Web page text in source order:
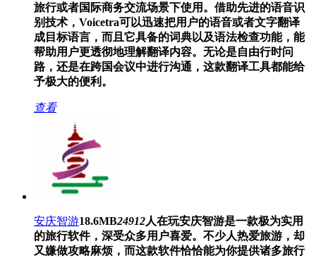
旅行或者国际商务交流场景下使用。借助先进的语音识
别技术，Voicetra可以迅速把用户的语音或者文字翻译
成目标语言，而且它具备的词典以及语法检查功能，能
帮助用户更透彻地理解翻译内容。无论是自由行时问
路，还是在跨国会议中进行沟通，这款翻译工具都能给
予极大的便利。
查看
安庆智游18.6MB24912人在玩安庆智游是一款极为实用
的旅行软件，深受众多用户喜爱。不少人热爱旅游，却
又嫌做攻略麻烦，而这款软件恰恰能为你提供诸多旅行